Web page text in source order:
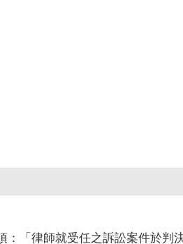
「律師就受任之訴訟案件於判